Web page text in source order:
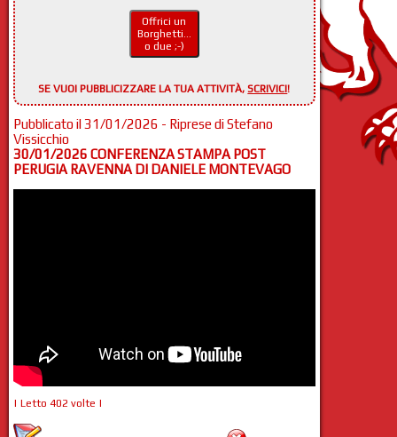
Offrici un
Borghetti...
o due ;-)
SE VUOI PUBBLICIZZARE LA TUA ATTIVITÀ,SCRIVICI!
Pubblicato il 31/01/2026 - Riprese di Stefano
Vissicchio
30/01/2026 CONFERENZA STAMPA POST
PERUGIA RAVENNA DI DANIELE MONTEVAGO
| Letto 402 volte |